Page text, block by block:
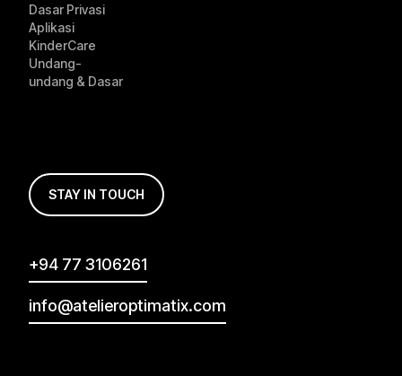
Dasar Privasi
Aplikasi
KinderCare
Undang-
undang & Dasar
STAY IN TOUCH
+94 77 3106261
info@atelieroptimatix.com